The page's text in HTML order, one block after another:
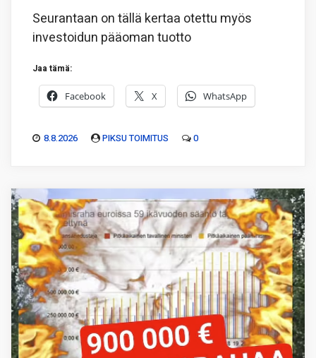
Seurantaan on tällä kertaa otettu myös
investoidun pääoman tuotto
Jaa tämä:
Facebook X WhatsApp
8.8.2026 PIKSU TOIMITUS 0